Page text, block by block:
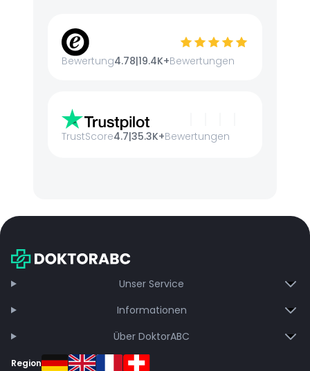
Bewertung4.78|19.4K+Bewertungen
TrustScore4.7|35.3K+Bewertungen
Unser Service
Informationen
Über DoktorABC
Region